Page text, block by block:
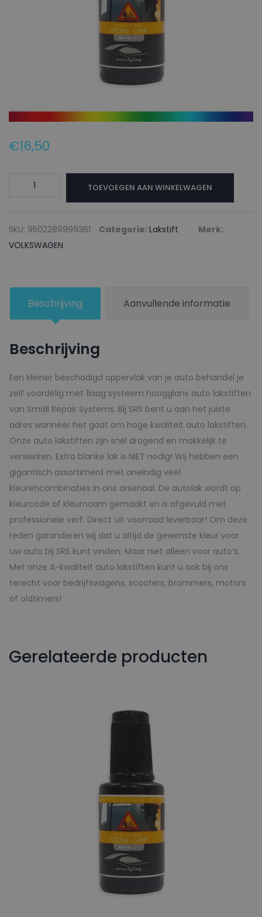
€16,50
VOLKSWAGEN
GRAYTECH
-
TOEVOEGEN AAN WINKELWAGEN
SKU: 9502289999361 Categorie: Lakstift
Merk:
VOLKSWAGEN
Beschrijving Aanvullende informatie
Beschrijving
Een kleiner beschadigd oppervlak van je auto behandel je
zelf voordelig met 1laag systeem hoogglans auto lakstiften
van Small Repair Systems. Bij SRS bent u aan het juiste
adres wanneer het gaat om hoge kwaliteit auto lakstiften.
Onze auto lakstiften zijn snel drogend en makkelijk te
verwerken. Extra blanke lak is NIET nodig! Wij hebben een
gigantisch assortiment met oneindig veel
kleurencombinaties in ons arsenaal. De autolak wordt op
kleurcode of kleurnaam gemaakt en is afgevuld met
professionele verf. Direct uit voorraad leverbaar! Om deze
reden garanderen wij dat u altijd de gewenste kleur voor
uw auto bij SRS kunt vinden. Maar niet alleen voor auto’s..
Met onze A-kwaliteit auto lakstiften kunt u ook bij ons
terecht voor bedrijfswagens, scooters, brommers, motors
of oldtimers!
Gerelateerde producten